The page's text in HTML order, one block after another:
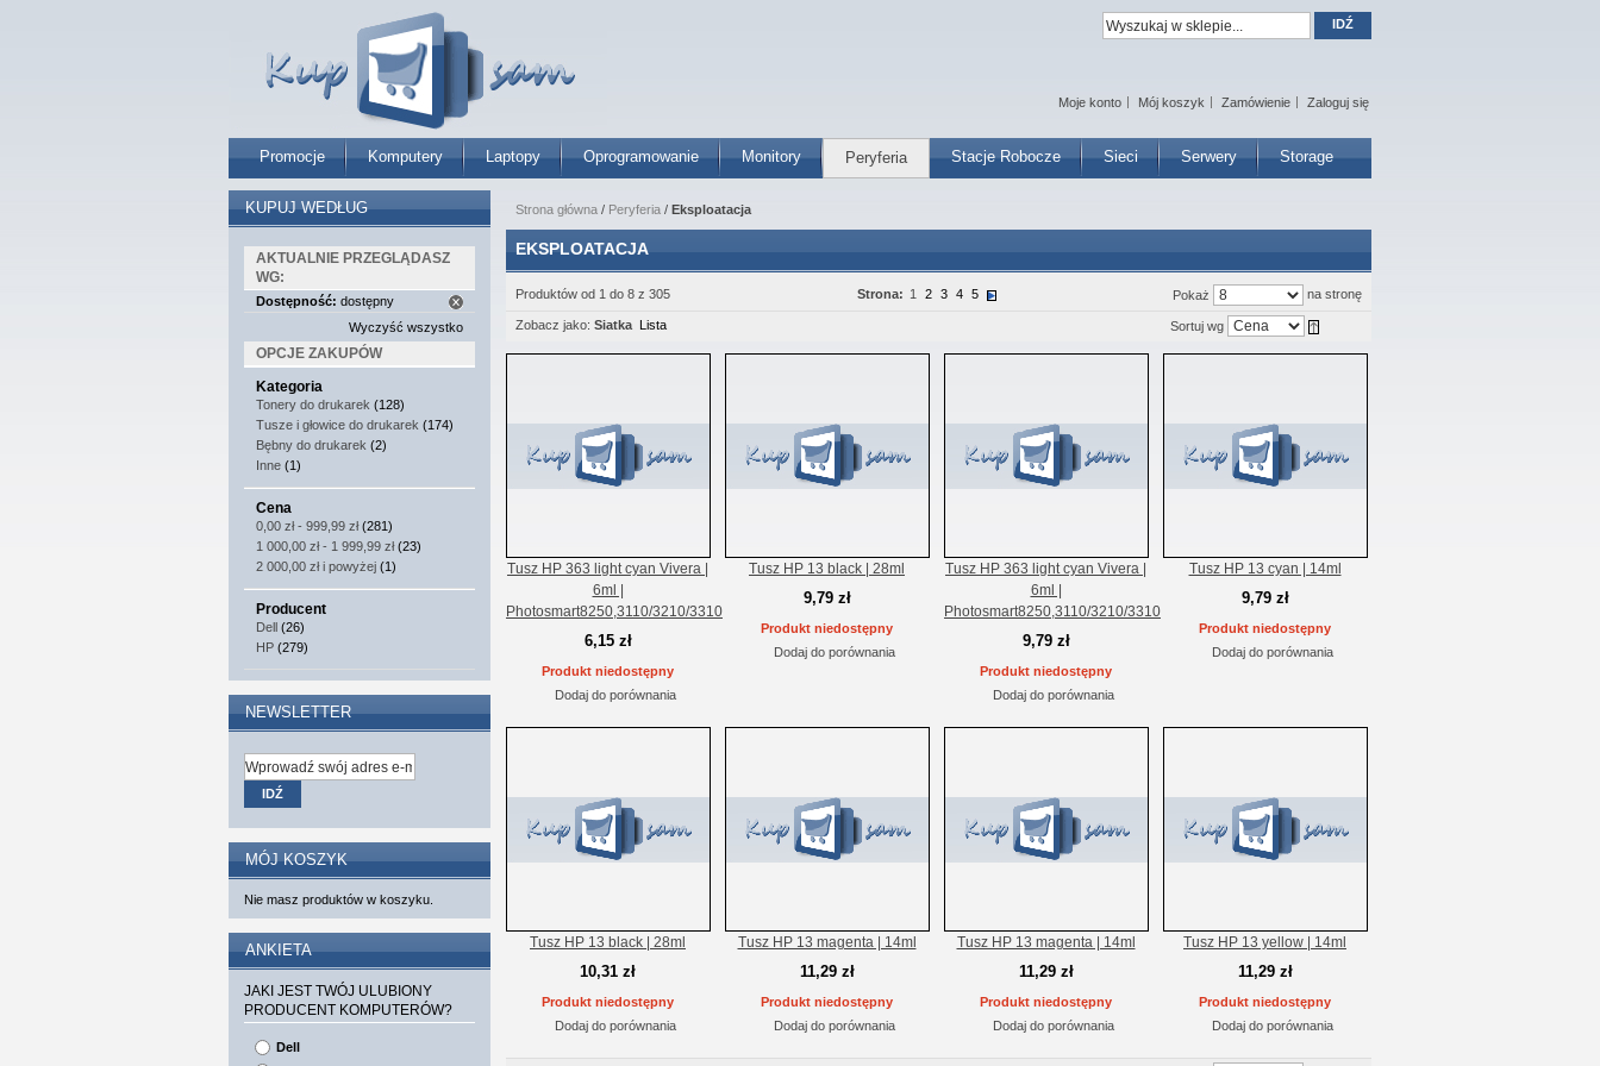
Promocje Komputery Laptopy Oprogramowanie Monitory Peryferia Stacje Robocze Sieci Serwery Storage
Moje konto Mój koszyk Zamówienie Zaloguj się
IDŹ
Strona główna / Peryferia / Eksploatacja
EKSPLOATACJA
Produktów od 1 do 8 z 305 Pokaż na stronę
Strona: 1 2 3 4 5
Zobacz jako: Siatka Lista Sortuj wg
Tusz HP 363 light cyan Vivera |
6ml |
Photosmart8250,3110/3210/3310
6,15 zł
Produkt niedostępny
Dodaj do porównania
Tusz HP 13 black | 28ml
9,79 zł
Produkt niedostępny
Dodaj do porównania
Tusz HP 363 light cyan Vivera |
6ml |
Photosmart8250,3110/3210/3310
9,79 zł
Produkt niedostępny
Dodaj do porównania
Tusz HP 13 cyan | 14ml
9,79 zł
Produkt niedostępny
Dodaj do porównania
Tusz HP 13 black | 28ml
10,31 zł
Produkt niedostępny
Dodaj do porównania
Tusz HP 13 magenta | 14ml
11,29 zł
Produkt niedostępny
Dodaj do porównania
Tusz HP 13 magenta | 14ml
11,29 zł
Produkt niedostępny
Dodaj do porównania
Tusz HP 13 yellow | 14ml
11,29 zł
Produkt niedostępny
Dodaj do porównania
KUPUJ WEDŁUG
AKTUALNIE PRZEGLĄDASZ
WG:
Dostępność: dostępny
Wyczyść wszystko
OPCJE ZAKUPÓW
Kategoria
Tonery do drukarek (128)
Tusze i głowice do drukarek (174)
Bębny do drukarek (2)
Inne (1)
Cena
0,00 zł- 999,99 zł(281)
1 000,00 zł- 1 999,99 zł(23)
2 000,00 złi powyżej (1)
Producent
Dell (26)
HP (279)
NEWSLETTER
IDŹ
MÓJ KOSZYK
Nie masz produktów w koszyku.
ANKIETA
JAKI JEST TWÓJ ULUBIONY
PRODUCENT KOMPUTERÓW?
Dell